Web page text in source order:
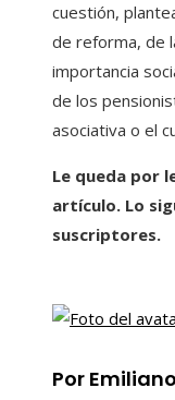
cuestión,
de reforma, de
importancia
de los
asociativa o el
Le queda por
artículo. Lo
suscriptores.
Por